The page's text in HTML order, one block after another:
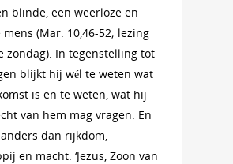
blinde, een weerloze en
mens (Mar. 10,46-52; lezing
zondag). In tegenstelling tot
blijkt hij wél te weten wat
is en te weten, wat hij
van hem mag vragen. En
dan rijkdom,
en macht. ‘Jezus, Zoon van